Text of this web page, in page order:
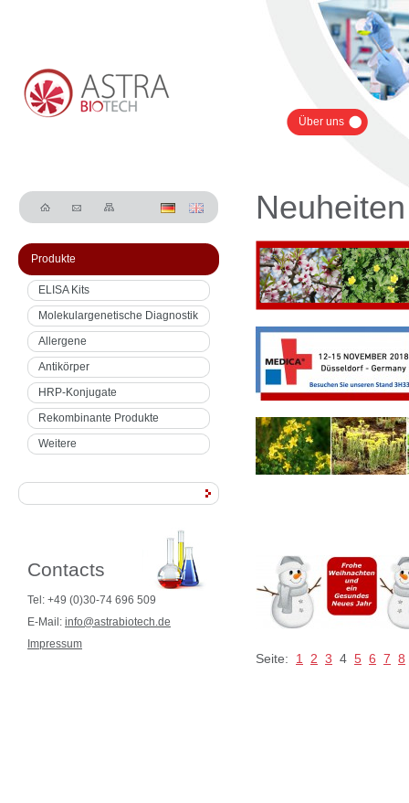
Über uns
Produkte
ELISA Kits
Molekulargenetische Diagnostik
Allergene
Antikörper
HRP-Konjugate
Rekombinante Produkte
Weitere
Contacts
Tel: +49 (0)30-74 696 509
E-Mail: info@astrabiotech.de
Impressum
Neuheiten
Seite: 1 2 3 4 5 6 7 8